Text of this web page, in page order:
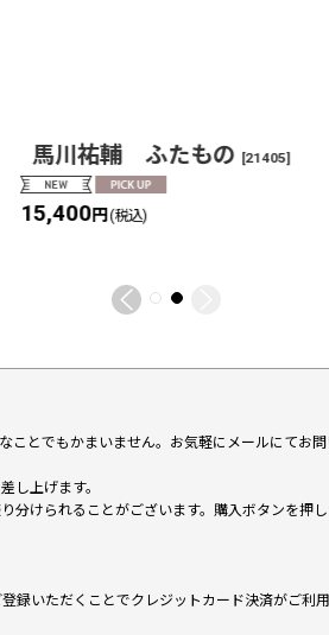
馬川祐輔 ふたもの [21405]
15,400円 (税込)
とでもかまいません。お気軽にメールにてお問
し上げます。
けられることがございます。購入ボタンを押
いただくことでクレジットカード決済がご利